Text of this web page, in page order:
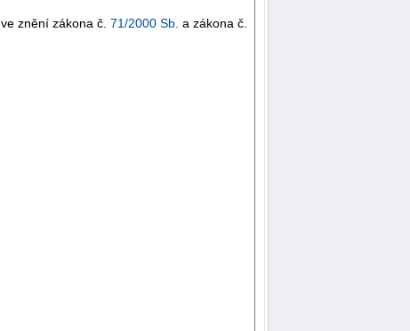
znění zákona č. 71/2000 Sb. a zákona č.